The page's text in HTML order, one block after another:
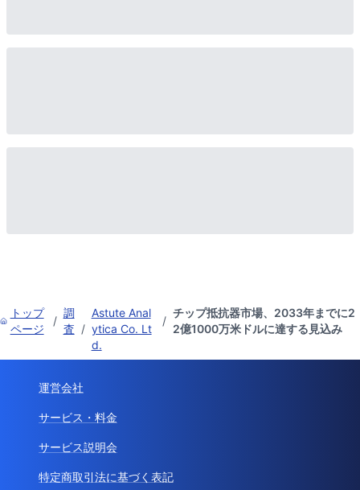
トップ
ページ
/
調
査 /
Astute Anal
ytica Co. Lt
d.
/
チップ抵抗器市場、2033年までに2
2億1000万米ドルに達する見込み
運営会社
サービス・料金
サービス説明会
特定商取引法に基づく表記